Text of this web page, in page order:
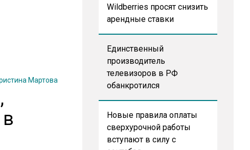
Мартова
Wildberries просят снизить
арендные ставки
Единственный
производитель
телевизоров в РФ
обанкротился
Новые правила оплаты
сверхурочной работы
вступают в силу с